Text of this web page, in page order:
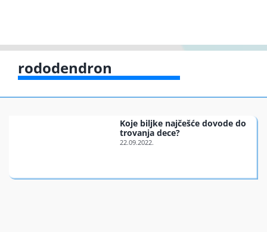
Gde
Zelena
rododendron
Koje biljke najčešće dovode do
trovanja dece?